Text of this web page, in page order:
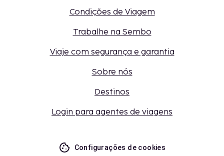
Condições de Viagem
Trabalhe na Sembo
Viaje com segurança e garantia
Sobre nós
Destinos
Login para agentes de viagens
Configurações de cookies